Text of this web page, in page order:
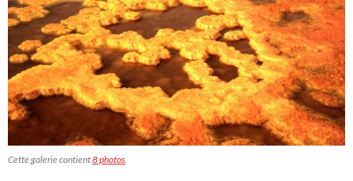
Cette galerie contient8 photos.